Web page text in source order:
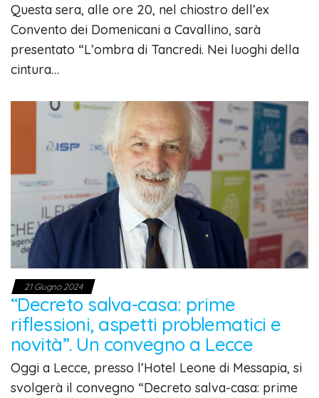
Questa sera, alle ore 20, nel chiostro dell’ex
Convento dei Domenicani a Cavallino, sarà
presentato “L’ombra di Tancredi. Nei luoghi della
cintura…
21 Giugno 2024
“Decreto salva-casa: prime
riflessioni, aspetti problematici e
novità”. Un convegno a Lecce
Oggi a Lecce, presso l’Hotel Leone di Messapia, si
svolgerà il convegno “Decreto salva-casa: prime